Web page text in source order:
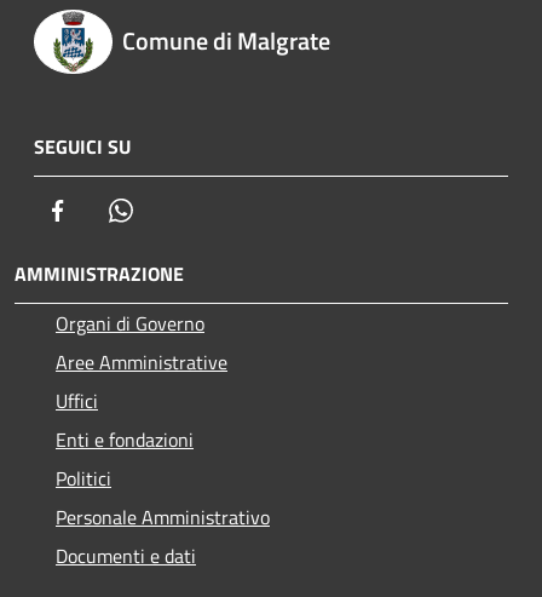
Comune di Malgrate
SEGUICI SU
Facebook
AMMINISTRAZIONE
Organi di Governo
Aree Amministrative
Uffici
Enti e fondazioni
Politici
Personale Amministrativo
Documenti e dati